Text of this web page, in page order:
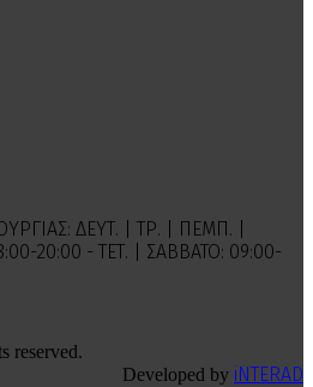
ΔΕΥΤ. | ΤΡ. | ΠΕΜΠ. |
20:00 - ΤΕΤ. | ΣΑΒΒΑΤΟ: 09:00-
reserved.
Developed by iNTERAD